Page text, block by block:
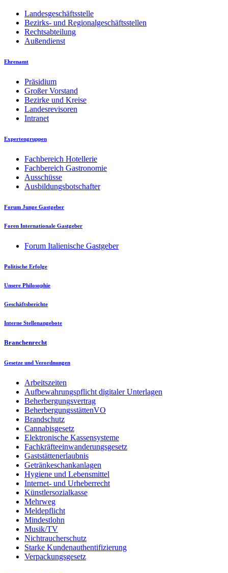
Landesgeschäftsstelle
Bezirks- und Regionalgeschäftsstellen
Rechtsabteilung
Außendienst
Ehrenamt
Präsidium
Großer Vorstand
Bezirke und Kreise
Landesrevisoren
Intranet
Expertengruppen
Fachbereich Hotellerie
Fachbereich Gastronomie
Ausschüsse
Ausbildungsbotschafter
Forum Junge Gastgeber
Foren Internationale Gastgeber
Forum Italienische Gastgeber
Politische Erfolge
Unsere Philosophie
Geschäftsberichte
Interne Stellenangebote
Branchenrecht
Gesetze und Verordnungen
Arbeitszeiten
Aufbewahrungspflicht digitaler Unterlagen
Beherbergungsvertrag
BeherbergungsstättenVO
Brandschutz
Cannabisgesetz
Elektronische Kassensysteme
Fachkräfteeinwanderungsgesetz
Gaststättenerlaubnis
Getränkeschankanlagen
Hygiene und Lebensmittel
Internet- und Urheberrecht
Künstlersozialkasse
Mehrweg
Meldepflicht
Mindestlohn
Musik/TV
Nichtraucherschutz
Starke Kundenauthentifizierung
Verpackungsgesetz